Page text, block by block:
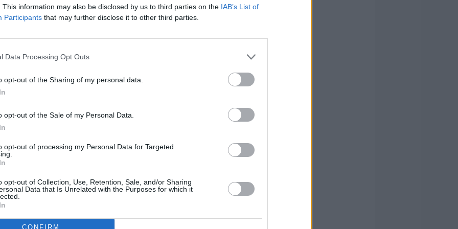
This information may also be disclosed by us to third parties on the IAB’s List of
Participants that may further disclose it to other third parties.
Data Processing Opt Outs
opt-out of the Sharing of my personal data.
opt-out of the Sale of my Personal Data.
opt-out of processing my Personal Data for Targeted
opt-out of Collection, Use, Retention, Sale, and/or Sharing
Data that Is Unrelated with the Purposes for which it
CONFIRM
lo han denunciado los usuarios”, asevera Serrano.
lo que pretende es “meter miedo” al consumidor
“Pero el agua, además de ser un bien de primera
el hogar de una familia y más aún si hay
insta al Ayuntamiento, puesto que se trata
el aplazamiento de pago en los casos de
difícil. Consideran que la labor del
la atención que se presta en la oficina no es la
en la atención al público, que genera largas colas
prolonga durante demasiado tiempo. Incluso,
instalaciones es a la una de la tarde. “A esa hora
la oficina, sin tener en cuenta si llevaban